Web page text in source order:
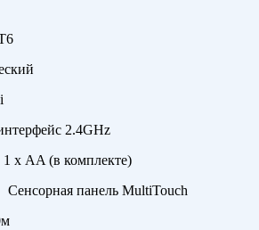
2.4GHz
х AA (в комплекте)
панель MultiTouch